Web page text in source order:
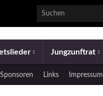
Search for:
Jungzunftrat
Links Impressum